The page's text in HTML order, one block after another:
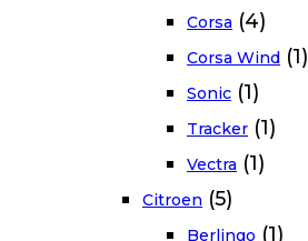
Corsa (4)
Corsa Wind (1)
Sonic (1)
Tracker (1)
Vectra (1)
Citroen (5)
Berlingo (1)